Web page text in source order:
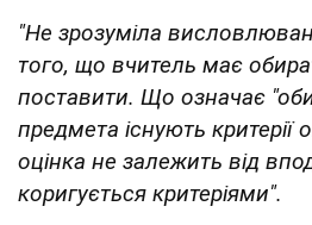
"Не зрозуміла
того, що вчитель має
поставити. Що означає
предмета існують критерії
оцінка не залежить від
коригується критеріями".